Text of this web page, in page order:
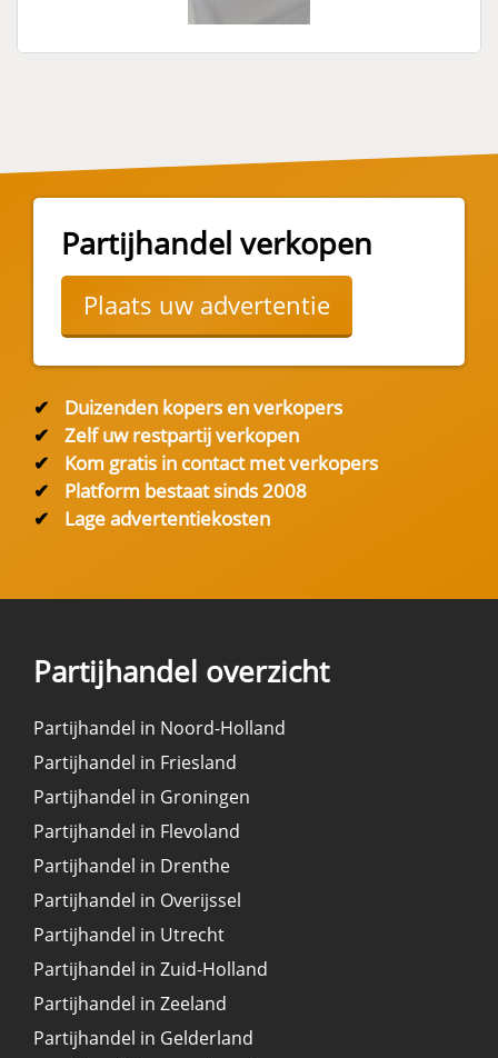
Partijhandel verkopen
Plaats uw advertentie
✔
Duizenden kopers en verkopers
✔
Zelf uw restpartij verkopen
✔
Kom gratis in contact met verkopers
✔
Platform bestaat sinds 2008
✔
Lage advertentiekosten
Partijhandel overzicht
Partijhandel in Noord-Holland
Partijhandel in Friesland
Partijhandel in Groningen
Partijhandel in Flevoland
Partijhandel in Drenthe
Partijhandel in Overijssel
Partijhandel in Utrecht
Partijhandel in Zuid-Holland
Partijhandel in Zeeland
Partijhandel in Gelderland